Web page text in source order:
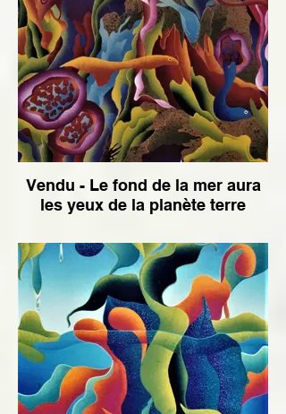
Vendu - Le fond de la mer aura
les yeux de la planète terre